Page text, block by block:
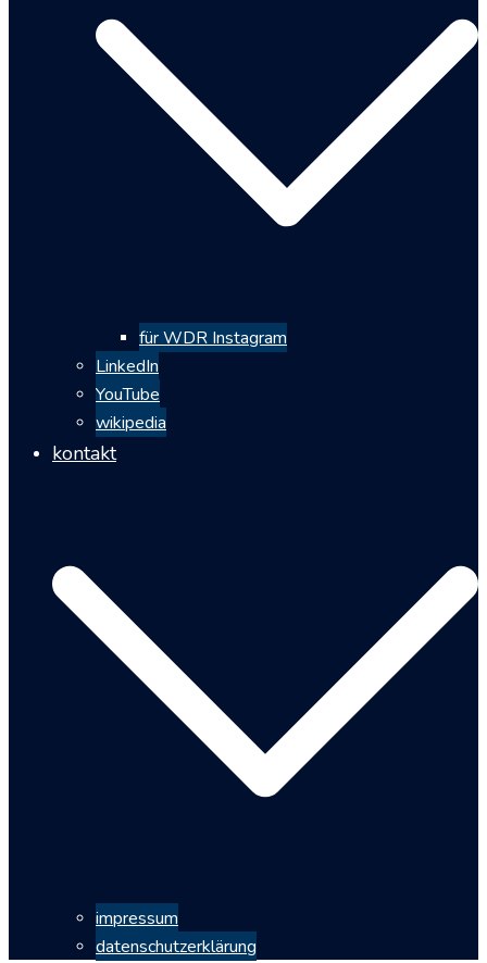
für WDR Instagram
LinkedIn
YouTube
wikipedia
kontakt
impressum
datenschutzerklärung